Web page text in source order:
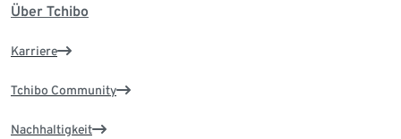
Über Tchibo
Karriere
Tchibo Community
Nachhaltigkeit